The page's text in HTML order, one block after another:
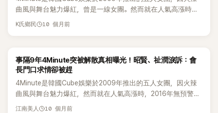
狀況幾乎維持了7年。她說一開始甚至沒意識到自己到底吃了
多少，直到某次回神看見家裡堆滿包裝包裝垃圾、以及鏡子裡
浮腫的自己，才驚覺事情很嚴重。後來她終於走進身心科求
助，診斷結果顯示她有很強的完美主義傾向，並伴隨嚴重的強
「真正的自己」。她露出微笑說，或許這也是哥哥留給她的一份
禮物——在痛苦之後，逼著她重新學會好好活著。
傷。近來她也推出個人散文作品《在最陌生的海裡，成為最像自
己的我》，首度將這段低潮與自我修復的歷程化為文字，與大眾
天就死，也要過不後悔的人生。想做的事，不要再拖。」到了峇
里島後，她第一次不再在意別人的眼光，想吃什麼就吃什麼，
沒有像以前當偶像時那樣穩定的收入與未來保障，偶爾還是會
感到不安，但她選擇不再為了抓住不確定的未來而過度消耗自
己，而是好好守住每天的日常。 最後她暖心表示：「希望大家都
能過著就算明天世界結束，也不會後悔的生活。一定要照顧好
自己的健康，也別忘了在平凡日子裡找一點小小的幸福。」 許
是被捲進了校園霸凌。」她表示，當時一名陌生的外校學生跑來
找她，指控她在外面說了對方的壞話，情緒激動地要和她算
不會還手，你們要打就打，但拜託臉不要打。」因為對她來說，
「臉」不只是外表，而是能否出道、是否還能站上舞台的關鍵。
她坦言，如果臉受傷，隔天一定會被公司發現，出道的機會也
可能瞬間歸零。「我那時真的被抓著頭髮一直打，腦袋裡只有一
個念頭：我一定要當上歌手，不能在這裡毀掉。」為了那個遙不
曲風與舞台魅力爆紅，曾是一線女團。然而就在人氣高漲時，
2016年無預警解散，留下無數遺憾。解散後，當時便流出成員
開口回應解散9年「不合傳聞」，真情告白再度引起粉絲討論。
她表示，年輕時因性格差異，以為只有自己在忍耐，「但後來才
發現，原來大家都在互相承受、互相體諒。但後來才發現，其
實彼此都在互相體諒。發現這點後，以前的不滿反而都變得感
謝，所以在16週年時我才送花。」 事實上，6月19日，為了慶祝
K氏鄉民 10 個月前
事隔9年4Minute突被解散真相曝光！昭賢、祉潤淚訴：會
長門口求情卻被趕
4Minute是韓國Cube娛樂於2009年推出的五人女團，因火辣
曲風與舞台魅力爆紅，然而就在人氣高漲時，2016年無預警解
散，留下無數遺憾。如今事隔9年，成員權昭賢與田祉潤親口揭
江南美人 10 個月前